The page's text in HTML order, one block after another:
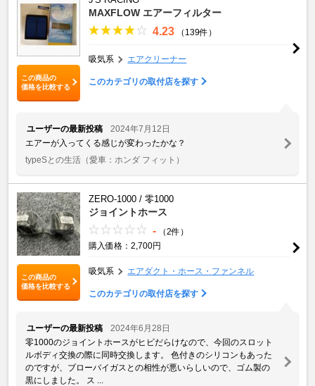
この商品の
価格を比較する
MAXFLOW エアーフィルター
4.23 （139件）
吸気系 エアクリーナー
このカテゴリの取付店を探す
ユーザーの最新投稿
2024年7月12日
エアーが入ってくる感じが変わったかな？
typeSとの生活 （愛車：ホンダ フィット）
この商品の
価格を比較する
ZERO-1000 / 零1000
ジョイントホース
-
（2件）
購入価格：2,700円
吸気系 エアダクト・ホース・ファンネル
このカテゴリの取付店を探す
ユーザーの最新投稿
2024年6月28日
零1000のジョイントホースがヒビだらけなので、今回のスロット
ルボディ交換の際に同時交換します。 色付きのシリコンもあった
のですが、ブローバイガスとの相性が悪いらしいので、ゴム製の
黒にしました。 ス ...